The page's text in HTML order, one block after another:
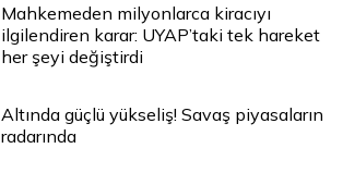
Mahkemeden milyonlarca kiracıyı
ilgilendiren karar: UYAP’taki tek hareket
her şeyi değiştirdi
Altında güçlü yükseliş! Savaş piyasaların
radarında